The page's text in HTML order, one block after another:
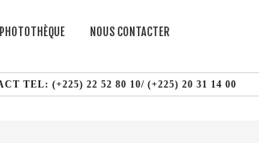
PHOTOTHÈQUE NOUS CONTACTER